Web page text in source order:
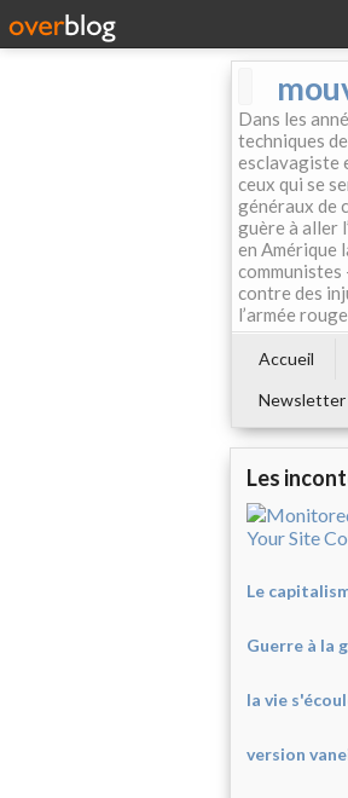
Dans les
techniques
esclavagiste
ceux qui se
généraux de
guère à aller
en Amérique
contre des
l’armée
Accueil
Newsletter
Les
Le
Guerre à la
la vie
version